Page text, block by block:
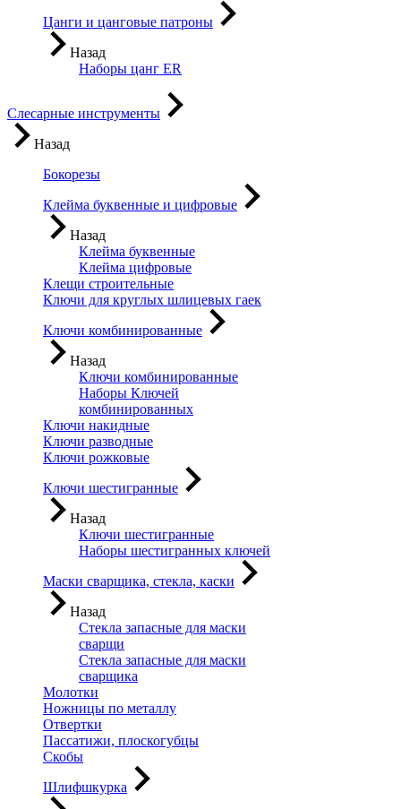
Цанги и цанговые патроны
Назад
Наборы цанг ER
Слесарные инструменты
Назад
Бокорезы
Клейма буквенные и цифровые
Назад
Клейма буквенные
Клейма цифровые
Клещи строительные
Ключи для круглых шлицевых гаек
Ключи комбинированные
Назад
Ключи комбинированные
Наборы Ключей
комбинированных
Ключи накидные
Ключи разводные
Ключи рожковые
Ключи шестигранные
Назад
Ключи шестигранные
Наборы шестигранных ключей
Маски сварщика, стекла, каски
Назад
Стекла запасные для маски
сварщи
Стекла запасные для маски
сварщика
Молотки
Ножницы по металлу
Отвертки
Пассатижи, плоскогубцы
Скобы
Шлифшкурка